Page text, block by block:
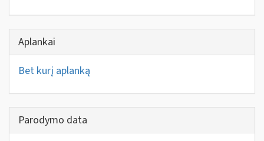
Aplankai
Bet kurį aplanką
Parodymo data